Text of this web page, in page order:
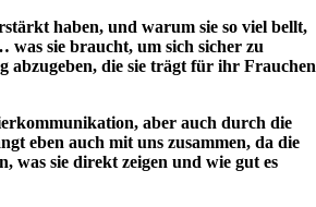
haben, und warum sie so viel bellt,
sie braucht, um sich sicher zu
abzugeben, die sie trägt für ihr Frauchen
aber auch durch die
eben auch mit uns zusammen, da die
was sie direkt zeigen und wie gut es